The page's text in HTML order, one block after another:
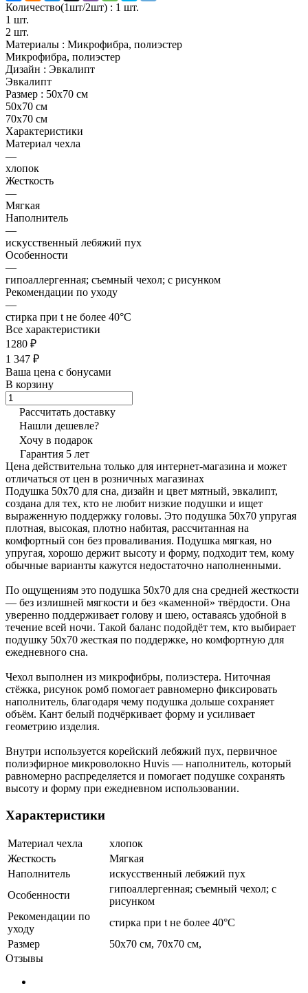
Количество(1шт/2шт) : 1 шт.
1 шт.
2 шт.
Материалы : Микрофибра, полиэстер
Микрофибра, полиэстер
Дизайн : Эвкалипт
Эвкалипт
Размер : 50х70 см
50х70 см
70х70 см
Характеристики
Материал чехла
—
хлопок
Жесткость
—
Мягкая
Наполнитель
—
искусственный лебяжий пух
Особенности
—
гипоаллергенная; съемный чехол; с рисунком
Рекомендации по уходу
—
стирка при t не более 40°C
Все характеристики
1280 ₽
1 347 ₽
Ваша цена с бонусами
В корзину
Рассчитать доставку
Нашли дешевле?
Хочу в подарок
Гарантия 5 лет
Цена действительна только для интернет-магазина и может
отличаться от цен в розничных магазинах
Подушка 50х70 для сна, дизайн и цвет мятный, эвкалипт,
создана для тех, кто не любит низкие подушки и ищет
выраженную поддержку головы. Это подушка 50х70 упругая
плотная, высокая, плотно набитая, рассчитанная на
комфортный сон без проваливания. Подушка мягкая, но
упругая, хорошо держит высоту и форму, подходит тем, кому
обычные варианты кажутся недостаточно наполненными.
По ощущениям это подушка 50х70 для сна средней жесткости
— без излишней мягкости и без «каменной» твёрдости. Она
уверенно поддерживает голову и шею, оставаясь удобной в
течение всей ночи. Такой баланс подойдёт тем, кто выбирает
подушку 50х70 жесткая по поддержке, но комфортную для
ежедневного сна.
Чехол выполнен из микрофибры, полиэстера. Ниточная
стёжка, рисунок ромб помогает равномерно фиксировать
наполнитель, благодаря чему подушка дольше сохраняет
объём. Кант белый подчёркивает форму и усиливает
геометрию изделия.
Внутри используется корейский лебяжий пух, первичное
полиэфирное микроволокно Huvis — наполнитель, который
равномерно распределяется и помогает подушке сохранять
высоту и форму при ежедневном использовании.
Характеристики
Материал чехла
хлопок
Жесткость
Мягкая
Наполнитель
искусственный лебяжий пух
Особенности
гипоаллергенная; съемный чехол; с
рисунком
Рекомендации по
уходу
стирка при t не более 40°C
Размер
50х70 см, 70х70 см,
Отзывы